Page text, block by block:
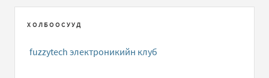
ХОЛБООСУУД
fuzzytech электроникийн клуб